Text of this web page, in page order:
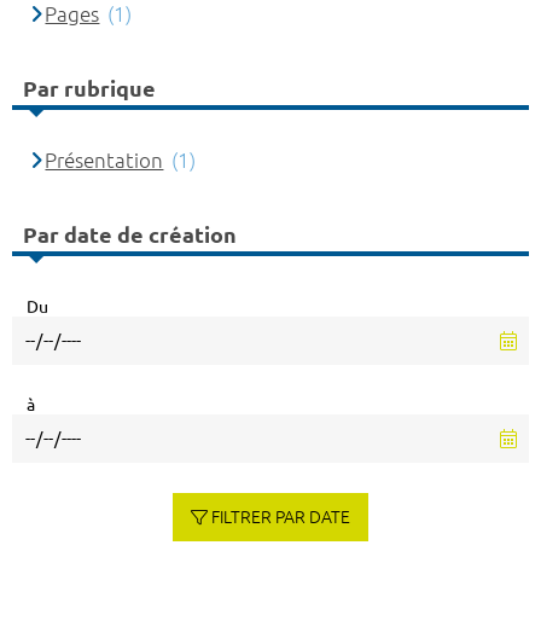
Pages (1)
Par rubrique
Présentation (1)
Par date de création
Du
à
FILTRER PAR DATE